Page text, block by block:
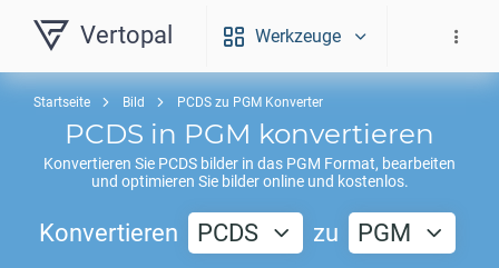
Vertopal Werkzeuge
Startseite Bild PCDS zu PGM Konverter
PCDS in PGM konvertieren
Konvertieren Sie PCDS bilder in das PGM Format, bearbeiten
und optimieren Sie bilder online und kostenlos.
Konvertieren PCDS zu PGM